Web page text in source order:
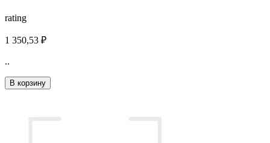
rating
1 350,53 ₽
..
В корзину